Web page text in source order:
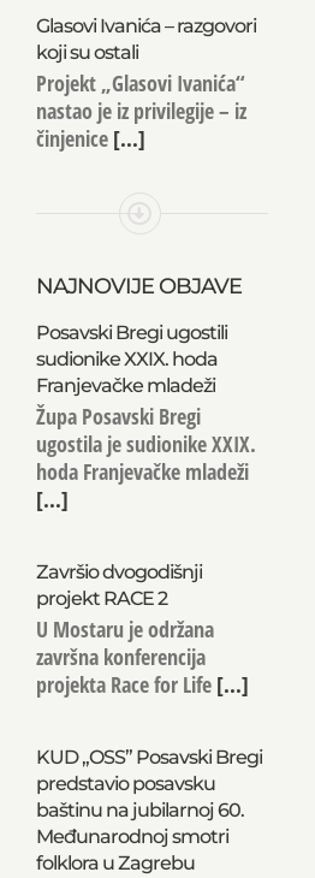
Glasovi Ivanića – razgovori
koji su ostali
Projekt „Glasovi Ivanića“
nastao je iz privilegije – iz
činjenice[...]
NAJNOVIJE OBJAVE
Posavski Bregi ugostili
sudionike XXIX. hoda
Franjevačke mladeži
Župa Posavski Bregi
ugostila je sudionike XXIX.
hoda Franjevačke mladeži
[...]
Završio dvogodišnji
projekt RACE 2
U Mostaru je održana
završna konferencija
projekta Race for Life[...]
KUD „OSS” Posavski Bregi
predstavio posavsku
baštinu na jubilarnoj 60.
Međunarodnoj smotri
folklora u Zagrebu